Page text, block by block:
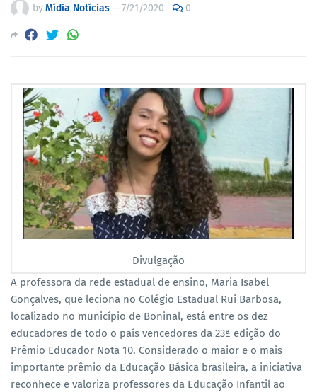
byMídia Notícias—7/21/2020 0
Divulgação
A professora da rede estadual de ensino, Maria Isabel
Gonçalves, que leciona no Colégio Estadual Rui Barbosa,
localizado no município de Boninal, está entre os dez
educadores de todo o país vencedores da 23ª edição do
Prêmio Educador Nota 10. Considerado o maior e o mais
importante prêmio da Educação Básica brasileira, a iniciativa
reconhece e valoriza professores da Educação Infantil ao